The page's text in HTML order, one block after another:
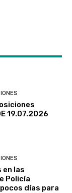
19.07.2026
en las
Policía
días para